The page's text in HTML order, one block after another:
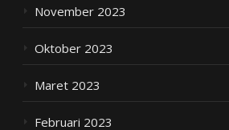
November 2023
Oktober 2023
Maret 2023
Februari 2023